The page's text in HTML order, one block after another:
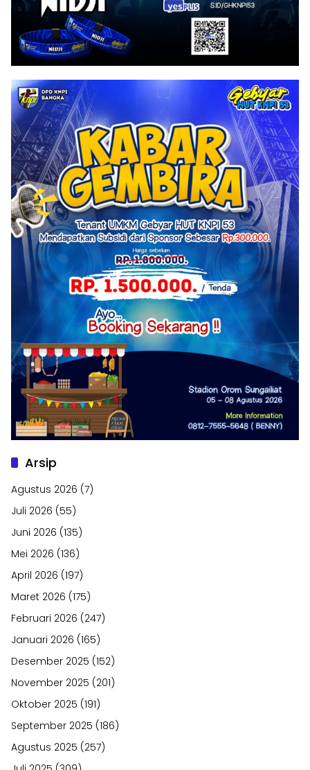
Arsip
Agustus 2026 (7)
Juli 2026 (55)
Juni 2026 (135)
Mei 2026 (136)
April 2026 (197)
Maret 2026 (175)
Februari 2026 (247)
Januari 2026 (165)
Desember 2025 (152)
November 2025 (201)
Oktober 2025 (191)
September 2025 (186)
Agustus 2025 (257)